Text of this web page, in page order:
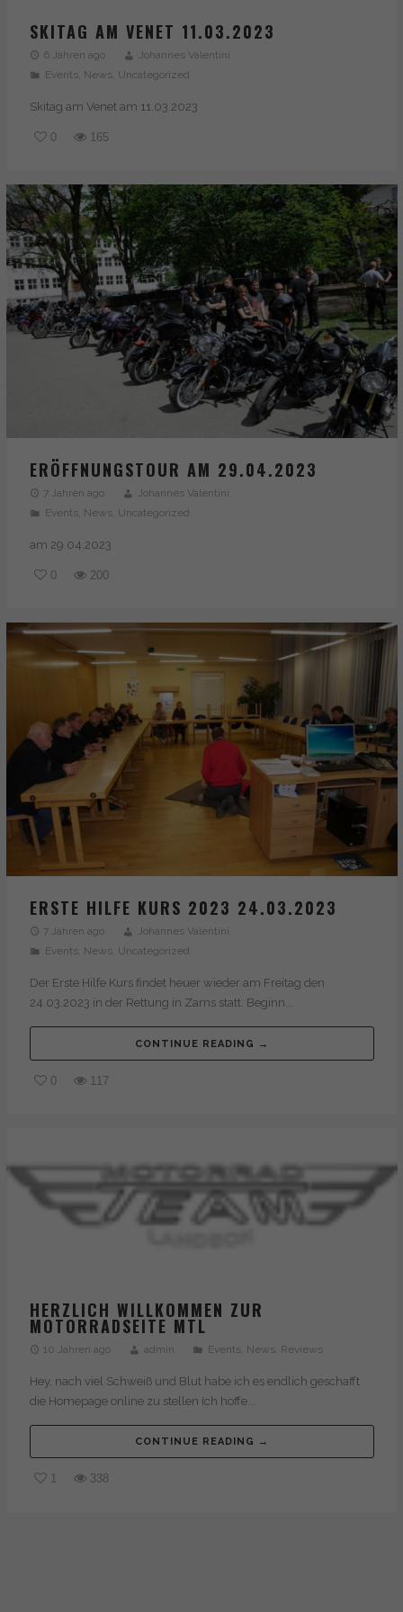
SKITAG AM VENET 11.03.2023
6 Jahren ago
Johannes Valentini
Events, News, Uncategorized
Skitag am Venet am 11.03.2023
0 165
ERÖFFNUNGSTOUR AM 29.04.2023
7 Jahren ago
Johannes Valentini
Events, News, Uncategorized
am 29.04.2023
0 200
ERSTE HILFE KURS 2023 24.03.2023
7 Jahren ago
Johannes Valentini
Events, News, Uncategorized
Der Erste Hilfe Kurs findet heuer wieder am Freitag den
24.03.2023 in der Rettung in Zams statt. Beginn...
CONTINUE READING →
0 117
HERZLICH WILLKOMMEN ZUR
MOTORRADSEITE MTL
10 Jahren ago admin Events, News, Reviews
Hey, nach viel Schweiß und Blut habe ich es endlich geschafft
die Homepage online zu stellen Ich hoffe...
CONTINUE READING →
1 338